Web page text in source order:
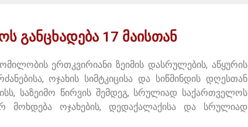
განცხადება 17 მაისთან
ერთკვირიანი ზეიმის დასრულების, აწყურის
ოჯახის სიმტკიცისა და სიწმინდის დღესთან
საზეიმო წირვის შემდეგ, სრულიად საქართველოს
მოხდება ოჯახების, დედაქალაქისა და სრულიად